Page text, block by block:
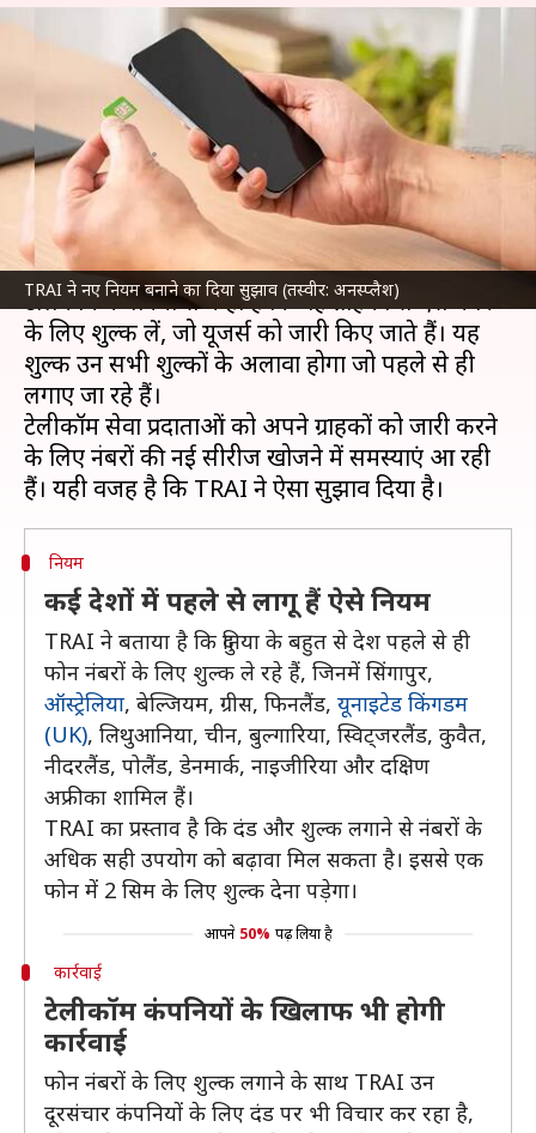
TRAI ने नए नियम बनाने का दिया सुझाव (तस्वीर: अनस्प्लैश)
TRAI ने नए नियम बनाने का दिया
सुझाव, 2 सिम के लिए देना पड़ेगा
लेखन बिश्वजीत कुमार Jun 13, 2024 10:10 pm
क्या है खबर?
भारतीय दूरसंचार विनियामक प्राधिकरण (TRAI) ने
टेलिकॉम कंपनियों से कहा है कि वह ग्राहकों से ऐसे नंबर
के लिए शुल्क लें, जो यूजर्स को जारी किए जाते हैं। यह
शुल्क उन सभी शुल्कों के अलावा होगा जो पहले से ही
लगाए जा रहे हैं।
टेलीकॉम सेवा प्रदाताओं को अपने ग्राहकों को जारी करने
के लिए नंबरों की नई सीरीज खोजने में समस्याएं आ रही
नियम
कई देशों में पहले से लागू हैं ऐसे नियम
TRAI ने बताया है कि दुनिया के बहुत से देश पहले से ही
फोन नंबरों के लिए शुल्क ले रहे हैं, जिनमें सिंगापुर,
ऑस्ट्रेलिया, बेल्जियम, ग्रीस, फिनलैंड, यूनाइटेड किंगडम
(UK), लिथुआनिया, चीन, बुल्गारिया, स्विट्जरलैंड, कुवैत,
नीदरलैंड, पोलैंड, डेनमार्क, नाइजीरिया और दक्षिण
अफ्रीका शामिल हैं।
TRAI का प्रस्ताव है कि दंड और शुल्क लगाने से नंबरों के
अधिक सही उपयोग को बढ़ावा मिल सकता है। इससे एक
फोन में 2 सिम के लिए शुल्क देना पड़ेगा।
आपने 50% पढ़ लिया है
कार्रवाई
टेलीकॉम कंपनियों के खिलाफ भी होगी
कार्रवाई
फोन नंबरों के लिए शुल्क लगाने के साथ TRAI उन
दूरसंचार कंपनियों के लिए दंड पर भी विचार कर रहा है,